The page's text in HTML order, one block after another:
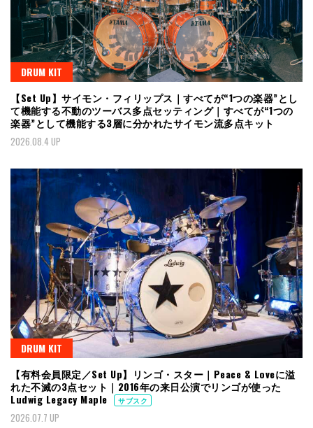
DRUM KIT
【Set Up】サイモン・フィリップス｜すべてが“1つの楽器”とし
て機能する不動のツーバス多点セッティング｜すべてが“1つの
楽器”として機能する3層に分かれたサイモン流多点キット
2026.08.4 UP
DRUM KIT
【有料会員限定／Set Up】リンゴ・スター｜Peace & Loveに溢
れた不滅の3点セット｜2016年の来日公演でリンゴが使った
Ludwig Legacy Maple
サブスク
2026.07.7 UP